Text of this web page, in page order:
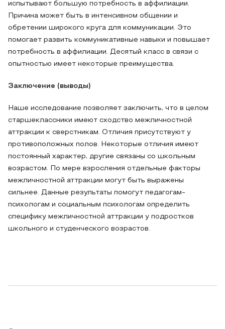
испытывают большую потребность в аффилиации.
Причина может быть в интенсивном общении и
обретении широкого круга для коммуникации. Это
помогает развить коммуникативные навыки и повышает
потребность в аффилиации. Десятый класс в связи с
опытностью имеет некоторые преимущества.
Заключение (выводы)
Наше исследование позволяет заключить, что в целом
старшеклассники имеют сходство межличностной
аттракции к сверстникам. Отличия присутствуют у
противоположных полов. Некоторые отличия имеют
постоянный характер, другие связаны со школьным
возрастом. По мере взросления отдельные факторы
межличностной аттракции могут быть выражены
сильнее. Данные результаты помогут педагогам-
психологам и социальным психологам определить
специфику межличностной аттракции у подростков
школьного и студенческого возрастов.